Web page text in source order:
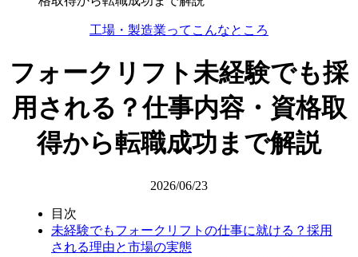
工場・製造業ってこんなところ
フォークリフト未経験でも採
用される？仕事内容・資格取
得から転職成功まで解説
2026/06/23
目次
未経験でもフォークリフトの仕事に就ける？採用
される理由と市場の実態